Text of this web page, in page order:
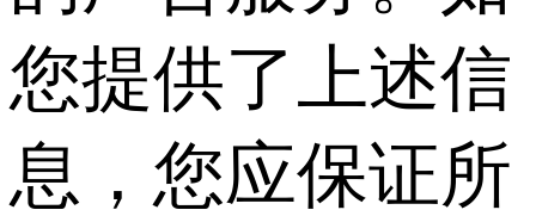
您提供了上述信
息，您应保证所